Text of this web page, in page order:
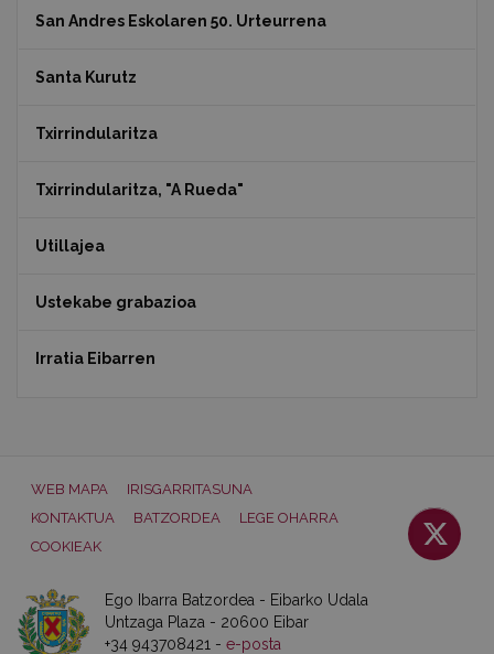
San Andres Eskolaren 50. Urteurrena
Santa Kurutz
Txirrindularitza
Txirrindularitza, "A Rueda"
Utillajea
Ustekabe grabazioa
Irratia Eibarren
WEB MAPA
IRISGARRITASUNA
KONTAKTUA
BATZORDEA
LEGE OHARRA
COOKIEAK
Ego Ibarra Batzordea - Eibarko Udala
Untzaga Plaza - 20600 Eibar
+34 943708421 - e-posta